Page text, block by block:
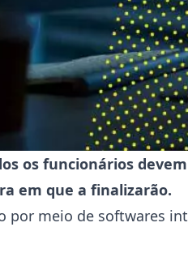
os funcionários
em que a finalizarão.
por meio de softwares